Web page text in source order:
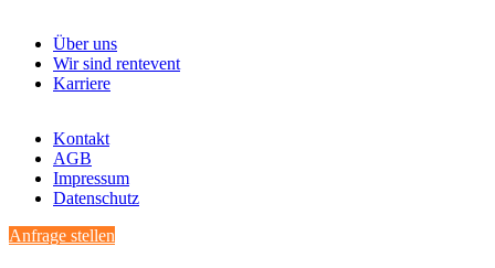
Über uns
Wir sind rentevent
Karriere
Kontakt
AGB
Impressum
Datenschutz
Anfrage stellen